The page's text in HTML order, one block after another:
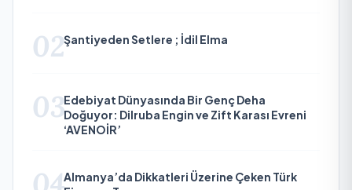
02Şantiyeden Setlere ; İdil Elma
03Edebiyat Dünyasında Bir Genç Deha
Doğuyor: Dilruba Engin ve Zift Karası Evreni
‘AVENOİR’
Almanya’da Dikkatleri Üzerine Çeken Türk